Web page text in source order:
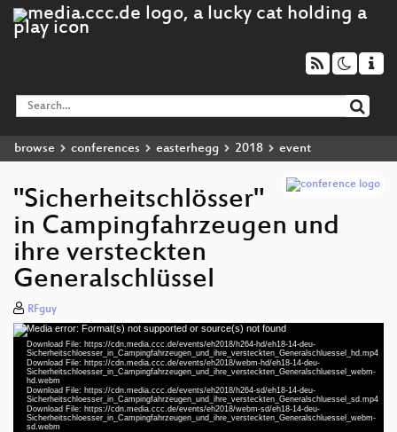
browse conferences easterhegg 2018 event
"Sicherheitschlösser"
in Campingfahrzeugen und
ihre versteckten
Generalschlüssel
RFguy
Video
Player
Media error: Format(s) not supported or source(s) not found
Download File: https://cdn.media.ccc.de/events/eh2018/h264-hd/eh18-14-deu-
Sicherheitschloesser_in_Campingfahrzeugen_und_ihre_versteckten_Generalschluessel_hd.mp4
Download File: https://cdn.media.ccc.de/events/eh2018/webm-hd/eh18-14-deu-
Sicherheitschloesser_in_Campingfahrzeugen_und_ihre_versteckten_Generalschluessel_webm-
hd.webm
Download File: https://cdn.media.ccc.de/events/eh2018/h264-sd/eh18-14-deu-
Sicherheitschloesser_in_Campingfahrzeugen_und_ihre_versteckten_Generalschluessel_sd.mp4
Download File: https://cdn.media.ccc.de/events/eh2018/webm-sd/eh18-14-deu-
Sicherheitschloesser_in_Campingfahrzeugen_und_ihre_versteckten_Generalschluessel_webm-
sd.webm
deu 1080p (mp4)